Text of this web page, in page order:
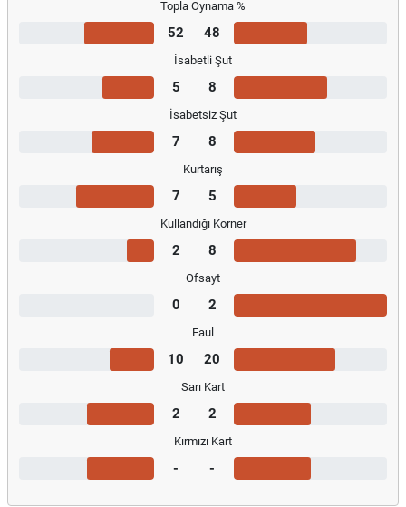
Topla Oynama %
52 48
İsabetli Şut
5 8
İsabetsiz Şut
7 8
Kurtarış
7 5
Kullandığı Korner
2 8
Ofsayt
0 2
Faul
10 20
Sarı Kart
2 2
Kırmızı Kart
- -